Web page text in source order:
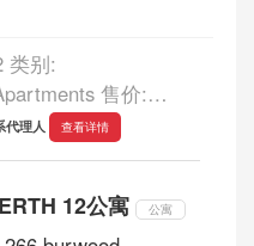
类别:
售价:
浴室: 2 车库: 0 豪華
雅柏文26/65
售价: $800,000 兩房
代理人 查看详情
12公寓 公寓